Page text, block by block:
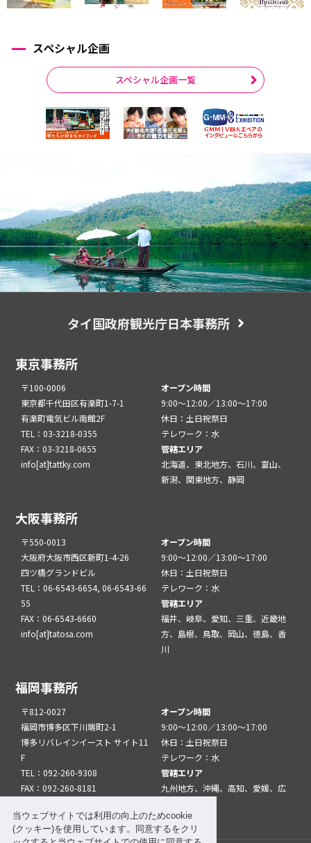
当ウェブサイトでは利用の向上のためcookie
(クッキー)を使用しています。同意するをクリ
スペシャル企画
スペシャル企画一覧
タイ国政府観光庁日本事務所
東京事務所
〒100-0006
東京都千代田区有楽町1-7-1
有楽町電気ビル南館2F
TEL：03-3218-0355
FAX：03-3218-0655
info[at]tattky.com
オープン時間
9:00～12:00／13:00～17:00
休日：土日祝祭日
テレワーク：水
管轄エリア
北海道、東北地方、石川、富山、
新潟、関東地方、静岡
大阪事務所
〒550-0013
大阪府大阪市西区新町1-4-26
四ツ橋グランドビル
TEL：06-6543-6654, 06-6543-66
55
FAX：06-6543-6660
info[at]tatosa.com
オープン時間
9:00～12:00／13:00～17:00
休日：土日祝祭日
テレワーク：水
管轄エリア
福井、岐阜、愛知、三重、近畿地
方、島根、鳥取、岡山、徳島、香
川
福岡事務所
〒812-0027
福岡市博多区下川端町2-1
博多リバレインイースト サイト11
F
TEL：092-260-9308
FAX：092-260-8181
オープン時間
9:00～12:00／13:00～17:00
休日：土日祝祭日
テレワーク：水
管轄エリア
九州地方、沖縄、高知、愛媛、広